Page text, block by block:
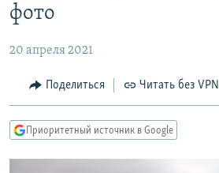
основному
Вернутся
Вернутся
МНЕНИЯ
КУЛЬТУРА
КАВКАЗ.РЕАЛИИ
фото
20 апреля 2021
Поделиться Читать без VPN
Приоритетный источник в Google